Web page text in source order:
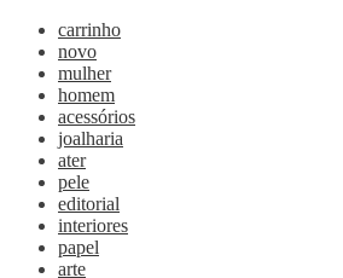
carrinho
novo
mulher
homem
acessórios
joalharia
ater
pele
editorial
interiores
papel
arte